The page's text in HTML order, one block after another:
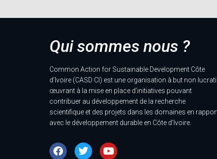
Qui sommes nous ?
Common Action for Sustainable Development Côte
d’Ivoire (CASD CI) est une organisation à but non
œuvrant à la mise en place d’initiatives pouvant
contribuer au développement de la recherche
scientifique et des projets dans les domaines en
avec le développement durable en Côte d’Ivoire.